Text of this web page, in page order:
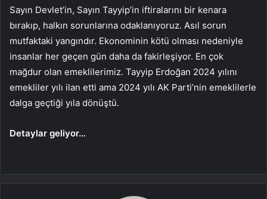
Sayın Devlet’in, Sayın Tayyip’in iftiralarını bir kenara
bırakıp, halkın sorunlarına odaklanıyoruz. Asıl sorun
mutfaktaki yangındır. Ekonominin kötü olması nedeniyle
insanlar her geçen gün daha da fakirleşiyor. En çok
mağdur olan emeklilerimiz. Tayyip Erdoğan 2024 yılını
emekliler yılı ilan etti ama 2024 yılı AK Parti’nin emeklilerle
dalga geçtiği yıla dönüştü.
Detaylar geliyor…